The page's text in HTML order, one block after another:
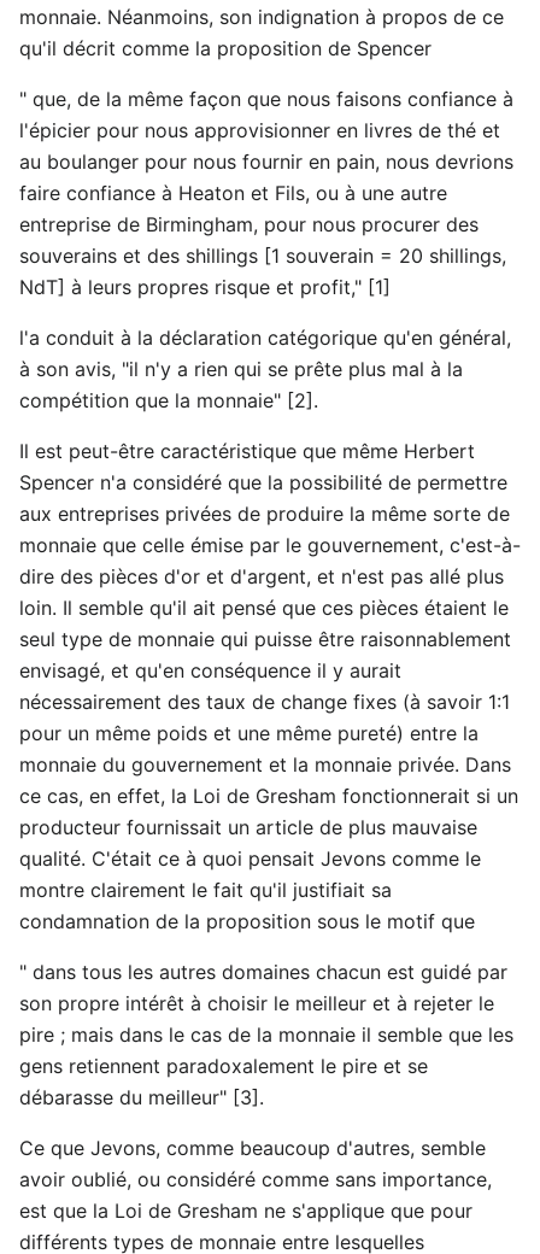
monnaie. Néanmoins, son indignation à propos de ce
qu'il décrit comme la proposition de Spencer
" que, de la même façon que nous faisons confiance à
l'épicier pour nous approvisionner en livres de thé et
au boulanger pour nous fournir en pain, nous devrions
faire confiance à Heaton et Fils, ou à une autre
entreprise de Birmingham, pour nous procurer des
souverains et des shillings [1 souverain = 20 shillings,
NdT] à leurs propres risque et profit," [1]
l'a conduit à la déclaration catégorique qu'en général,
à son avis, "il n'y a rien qui se prête plus mal à la
compétition que la monnaie" [2].
Il est peut-être caractéristique que même Herbert
Spencer n'a considéré que la possibilité de permettre
aux entreprises privées de produire la même sorte de
monnaie que celle émise par le gouvernement, c'est-à-
dire des pièces d'or et d'argent, et n'est pas allé plus
loin. Il semble qu'il ait pensé que ces pièces étaient le
seul type de monnaie qui puisse être raisonnablement
envisagé, et qu'en conséquence il y aurait
nécessairement des taux de change fixes (à savoir 1:1
pour un même poids et une même pureté) entre la
monnaie du gouvernement et la monnaie privée. Dans
ce cas, en effet, la Loi de Gresham fonctionnerait si un
producteur fournissait un article de plus mauvaise
qualité. C'était ce à quoi pensait Jevons comme le
montre clairement le fait qu'il justifiait sa
condamnation de la proposition sous le motif que
" dans tous les autres domaines chacun est guidé par
son propre intérêt à choisir le meilleur et à rejeter le
pire ; mais dans le cas de la monnaie il semble que les
gens retiennent paradoxalement le pire et se
débarasse du meilleur" [3].
Ce que Jevons, comme beaucoup d'autres, semble
avoir oublié, ou considéré comme sans importance,
est que la Loi de Gresham ne s'applique que pour
différents types de monnaie entre lesquelles